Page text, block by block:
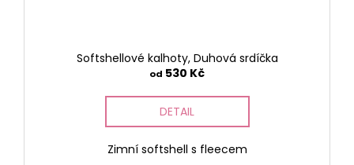
Softshellové kalhoty, Duhová srdíčka
od 530 Kč
DETAIL
Zimní softshell s fleecem